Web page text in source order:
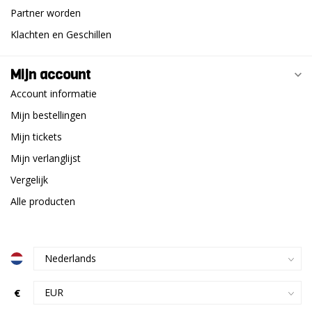
Partner worden
Klachten en Geschillen
Mijn account
Account informatie
Mijn bestellingen
Mijn tickets
Mijn verlanglijst
Vergelijk
Alle producten
€